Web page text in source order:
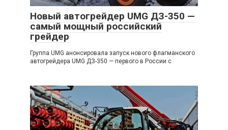
Новый автогрейдер UMG ДЗ-350 —
самый мощный российский
грейдер
Группа UMG анонсировала запуск нового флагманского
автогрейдера UMG ДЗ-350 — первого в России с